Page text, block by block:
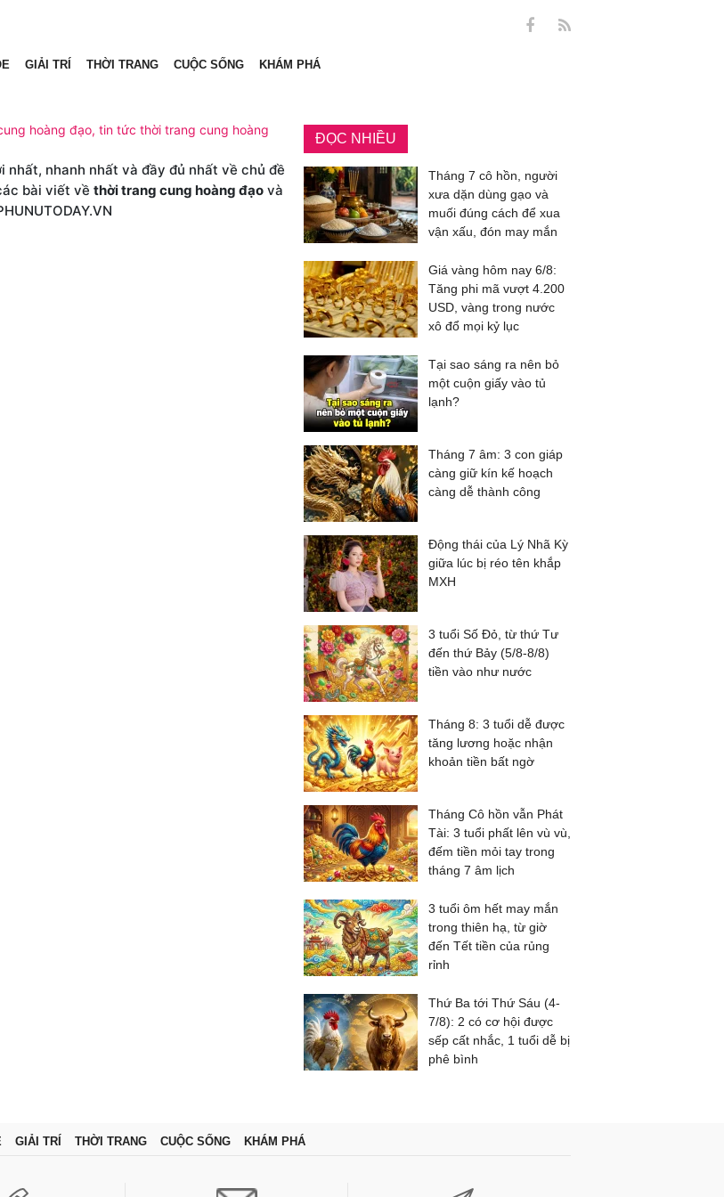
GIẢI TRÍ THỜI TRANG CUỘC SỐNG KHÁM PHÁ
hoàng đạo, tin tức thời trang cung hoàng
nhanh nhất và đầy đủ nhất về chủ đề
bài viết về thời trang cung hoàng đạo và
ĐỌC NHIỀU
Tháng 7 cô hồn, người
xưa dặn dùng gạo và
muối đúng cách để xua
vận xấu, đón may mắn
Giá vàng hôm nay 6/8:
Tăng phi mã vượt 4.200
USD, vàng trong nước
xô đổ mọi kỷ lục
Tại sao sáng ra nên bỏ
một cuộn giấy vào tủ
lạnh?
Tháng 7 âm: 3 con giáp
càng giữ kín kế hoạch
càng dễ thành công
Động thái của Lý Nhã Kỳ
giữa lúc bị réo tên khắp
MXH
3 tuổi Số Đỏ, từ thứ Tư
đến thứ Bảy (5/8-8/8)
tiền vào như nước
Tháng 8: 3 tuổi dễ được
tăng lương hoặc nhận
khoản tiền bất ngờ
Tháng Cô hồn vẫn Phát
Tài: 3 tuổi phất lên vù vù,
đếm tiền mỏi tay trong
tháng 7 âm lịch
3 tuổi ôm hết may mắn
trong thiên hạ, từ giờ
đến Tết tiền của rủng
rỉnh
Thứ Ba tới Thứ Sáu (4-
7/8): 2 có cơ hội được
sếp cất nhắc, 1 tuổi dễ bị
phê bình
GIẢI TRÍ THỜI TRANG CUỘC SỐNG KHÁM PHÁ